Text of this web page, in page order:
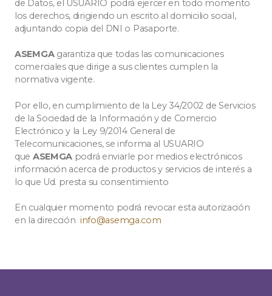
de Datos, el USUARIO podrá ejercer en todo momento
los derechos, dirigiendo un escrito al domicilio social,
adjuntando copia del DNI o Pasaporte.
ASEMGAgarantiza que todas las comunicaciones
comerciales que dirige a sus clientes cumplen la
normativa vigente.
Por ello, en cumplimiento de la Ley 34/2002 de Servicios
de la Sociedad de la Información y de Comercio
Electrónico y la Ley 9/2014 General de
Telecomunicaciones, se informa al USUARIO
que ASEMGA podrá enviarle por medios electrónicos
información acerca de productos y servicios de interés a
lo que Ud. presta su consentimiento
En cualquier momento podrá revocar esta autorización
en la dirección info@asemga.com